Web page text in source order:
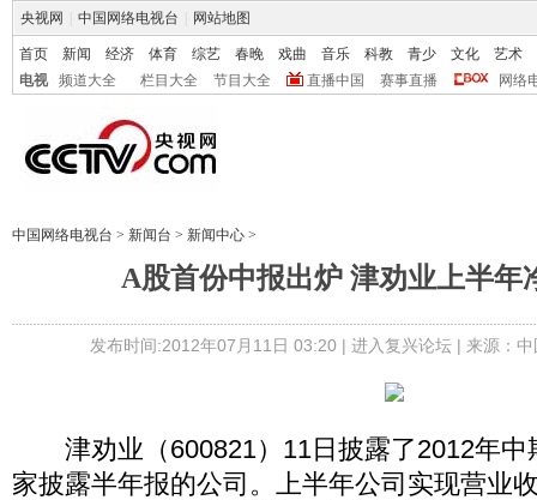
央视网 中国网络电视台 网站地图
首页 新闻 经济 体育 综艺 春晚 戏曲 音乐 科教 青少 文化
艺术
电视
频道大全 栏目大全 节目大全 直播中国 赛事直播 网络
中国网络电视台 > 新闻台 > 新闻中心 >
A股首份中报出炉 津劝业上半年
发布时间:2012年07月11日 03:20 | 进入复兴论坛| 来源：
津劝业（600821）11日披露了2012年中
家披露半年报的公司。上半年公司实现营业